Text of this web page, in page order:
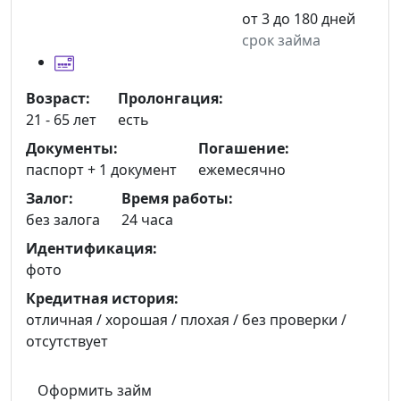
от 3 до 180 дней
срок займа
Оформить займ
Возраст:
21 - 65 лет
Пролонгация:
есть
Документы:
паспорт + 1 документ
Погашение:
ежемесячно
Залог:
без залога
Время работы:
24 часа
Идентификация:
фото
Кредитная история:
отличная / хорошая / плохая / без проверки /
отсутствует